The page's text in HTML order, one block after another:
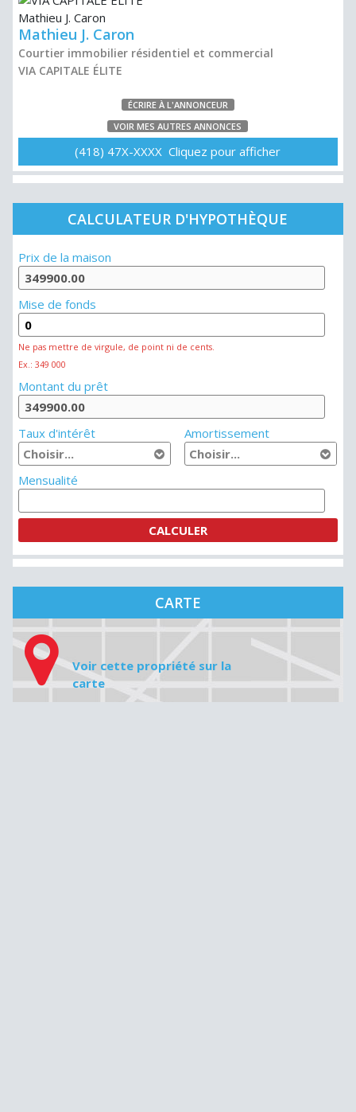
Mathieu J. Caron
Courtier immobilier résidentiel et commercial
VIA CAPITALE ÉLITE
ÉCRIRE À L'ANNONCEUR
VOIR MES AUTRES ANNONCES
(418) 47X-XXXX Cliquez pour afficher
CALCULATEUR D'HYPOTHÈQUE
Prix de la maison
Mise de fonds
Ne pas mettre de virgule, de point ni de cents.
Ex.: 349 000
Montant du prêt
Taux d'intérêt Amortissement
Mensualité
CARTE
Voir cette propriété sur la
carte